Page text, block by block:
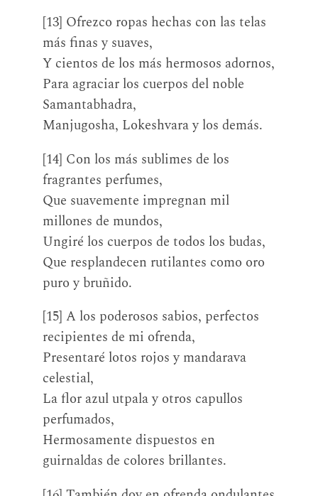
[13] Ofrezco ropas hechas con las telas
más finas y suaves,
Y cientos de los más hermosos adornos,
Para agraciar los cuerpos del noble
Samantabhadra,
Manjugosha, Lokeshvara y los demás.
[14] Con los más sublimes de los
fragrantes perfumes,
Que suavemente impregnan mil
millones de mundos,
Ungiré los cuerpos de todos los budas,
Que resplandecen rutilantes como oro
puro y bruñido.
[15] A los poderosos sabios, perfectos
recipientes de mi ofrenda,
Presentaré lotos rojos y mandarava
celestial,
La flor azul utpala y otros capullos
perfumados,
Hermosamente dispuestos en
guirnaldas de colores brillantes.